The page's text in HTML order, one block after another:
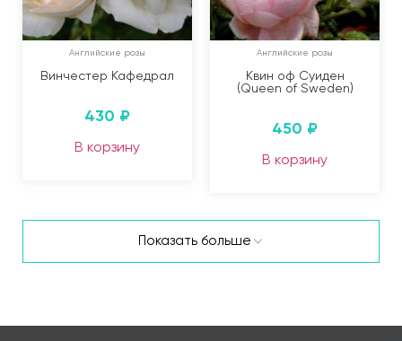
Английские розы
Винчестер Кафедрал
430 ₽
В корзину
Английские розы
Квин оф Суиден
(Queen of Sweden)
450 ₽
В корзину
Показать больше